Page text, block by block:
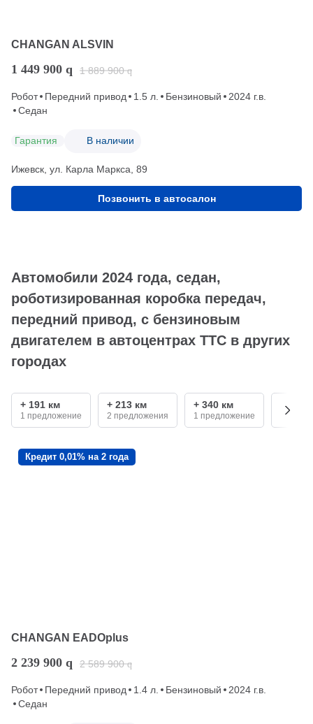
CHANGAN ALSVIN
1 449 900 q 1 889 900 q
Робот Передний привод 1.5 л. Бензиновый
2024 г.в.
Седан
Гарантия В наличии
Ижевск, ул. Карла Маркса, 89
Позвонить в автосалон
Автомобили 2024 года, седан,
роботизированная коробка передач,
передний привод, с бензиновым
двигателем в автоцентрах ТТС в других
городах
+ 191 км
1 предложение
+ 213 км
2 предложения
+ 340 км
1 предложение
+ 380
3
Кредит 0,01% на 2 года
CHANGAN EADOplus
2 239 900 q 2 589 900 q
Робот Передний привод 1.4 л. Бензиновый
2024 г.в.
Седан